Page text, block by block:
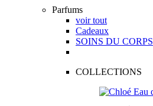
Parfums
voir tout
Cadeaux
SOINS DU CORPS
COLLECTIONS